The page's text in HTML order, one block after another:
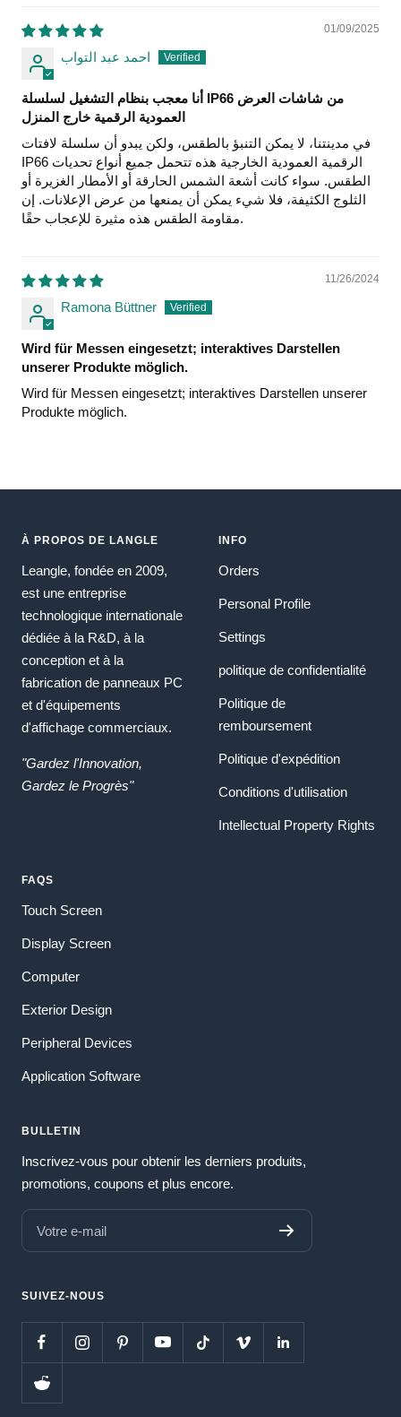
01/09/2025
احمد عبد التواب
أنا معجب بنظام التشغيل لسلسلة IP66 من شاشات العرض
العمودية الرقمية خارج المنزل
في مدينتنا، لا يمكن التنبؤ بالطقس، ولكن يبدو أن سلسلة لافتات
IP66 الرقمية العمودية الخارجية هذه تتحمل جميع أنواع تحديات
الطقس. سواء كانت أشعة الشمس الحارقة أو الأمطار الغزيرة أو
الثلوج الكثيفة، فلا شيء يمكن أن يمنعها من عرض الإعلانات. إن
مقاومة الطقس هذه مثيرة للإعجاب حقًا.
11/26/2024
Ramona Büttner
Wird für Messen eingesetzt; interaktives Darstellen
unserer Produkte möglich.
Wird für Messen eingesetzt; interaktives Darstellen unserer
Produkte möglich.
À PROPOS DE LANGLE
Leangle, fondée en 2009,
est une entreprise
technologique internationale
dédiée à la R&D, à la
conception et à la
fabrication de panneaux PC
et d'équipements
d'affichage commerciaux.
"Gardez l'Innovation,
Gardez le Progrès"
INFO
Orders
Personal Profile
Settings
politique de confidentialité
Politique de
remboursement
Politique d'expédition
Conditions d'utilisation
Intellectual Property Rights
FAQS
Touch Screen
Display Screen
Computer
Exterior Design
Peripheral Devices
Application Software
BULLETIN
Inscrivez-vous pour obtenir les derniers produits,
promotions, coupons et plus encore.
Votre e-mail
SUIVEZ-NOUS